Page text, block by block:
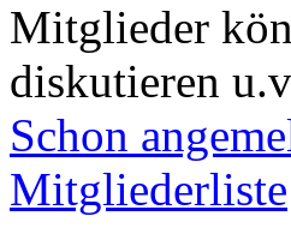
Mitglieder
diskutieren
Schon
Mitgliederliste